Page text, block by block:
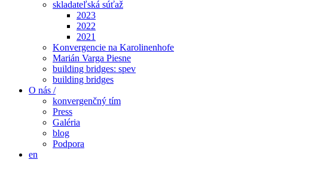
skladateľská súťaž
2023
2022
2021
Konvergencie na Karolinenhofe
Marián Varga Piesne
building bridges: spev
building bridges
O nás /
konvergenčný tím
Press
Galéria
blog
Podpora
en